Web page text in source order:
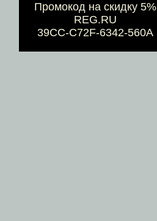
Промокод на скидку 5%
REG.RU
39CC-C72F-6342-560A